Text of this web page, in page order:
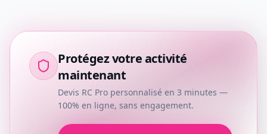
Protégez votre activité
maintenant
Devis RC Pro personnalisé en 3 minutes —
100% en ligne, sans engagement.